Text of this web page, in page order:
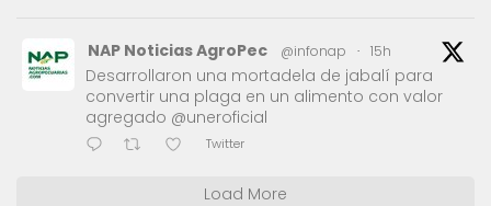
NAP Noticias AgroPec @infonap · 15h
Desarrollaron una mortadela de jabalí para
convertir una plaga en un alimento con valor
agregado @uneroficial
Twitter
Load More